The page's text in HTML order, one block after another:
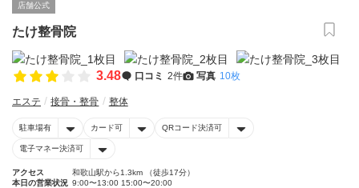
店舗公式
たけ整骨院
3.48 口コミ 2件 写真 10枚
エステ 接骨・整骨 整体
駐車場有 カード可 QRコード決済可
電子マネー決済可
アクセス
和歌山駅から1.3km （徒歩17分）
本日の営業状況 9:00〜13:00 15:00〜20:00